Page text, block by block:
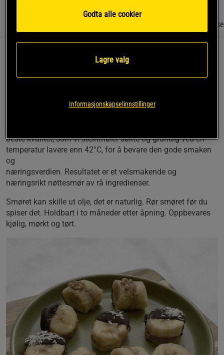
Næringsinformasjon &
100% økologiske steinmalte valnøtter er den eneste
Vegan-vennlig
beste kvalitet, som vi steinmaler sakte og grundig ved en
temperatur lavere enn 42°C, for å bevare den gode smaken
og
næringsverdien. Resultatet er et velsmakende og
næringsrikt nøttesmør av rå ingredienser.
Smøret kan skille ut olje, det er naturlig. Rør smøret før du
spiser det. Holdbart i to måneder etter åpning. Oppbevares
kjølig, mørkt og tørt.
Godta alle cookier
Lagre valg
Informasjonskapselinnstillinger